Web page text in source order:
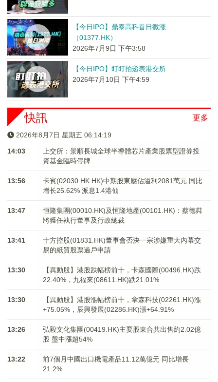
【今日IPO】鼎泰高科首日微涨
（01377.HK）
2026年7月9日 下午3:58
【今日IPO】盯盯拍递表港交所
2026年7月10日 下午4:59
更多
快訊
2026年8月7日 星期五 06:14:20
14:03
上交所：景順長城全球半導體芯片產業股票型證券投
資基金臨時停牌
13:56
卡賓(02030.HK.HK)中期股東應佔溢利2081萬元 同比
增长25.62% 派息1.4港仙
13:47
恒隆集團(00010.HK)及恒隆地產(00101.HK)：蔡德粦
將獲任執行董事及行政總裁
13:41
十方控股(01831.HK)董事會否決一宗涉嫌重大內幕交
易的紙質股票過戶申請
13:30
【異動股】港股跌幅榜前十，卡森國際(00496.HK)跌
22.40%，九福來(08611.HK)跌21.01%
13:30
【異動股】港股漲幅榜前十，拿森科技(02261.HK)漲
+75.05%，辰興發展(02286.HK)漲+64.91%
13:26
弘毅文化集團(00419.HK)主要股東合共出售約2.02億
股 盤中漲超54%
13:22
前7個月中國出口機電產品11.12萬億元 同比增長
21.2%